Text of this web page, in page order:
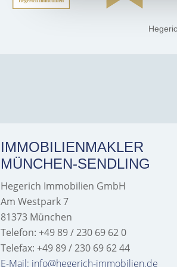
IMMOBILIENMAKLER
MÜNCHEN-SENDLING
Hegerich Immobilien GmbH
Am Westpark 7
81373 München
Telefon: +49 89 / 230 69 62 0
Telefax: +49 89 / 230 69 62 44
E-Mail: info@hegerich-immobilien.de